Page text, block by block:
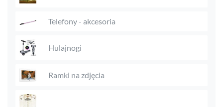
Telefony - akcesoria
Hulajnogi
Ramki na zdjęcia